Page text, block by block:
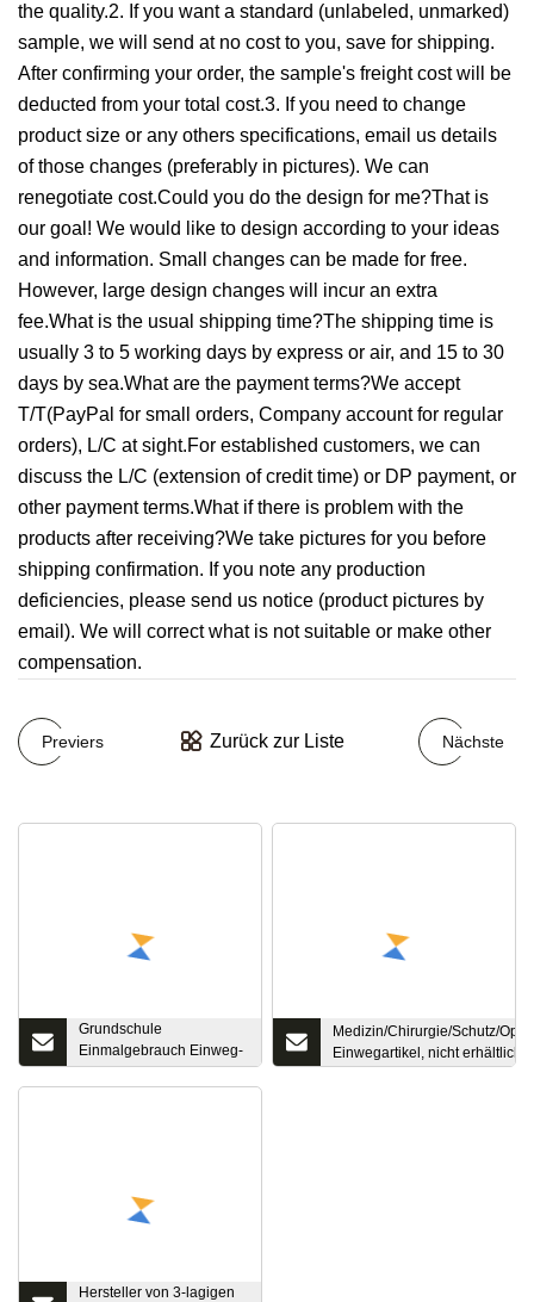
the quality.2. If you want a standard (unlabeled, unmarked)
sample, we will send at no cost to you, save for shipping.
After confirming your order, the sample's freight cost will be
deducted from your total cost.3. If you need to change
product size or any others specifications, email us details
of those changes (preferably in pictures). We can
renegotiate cost.Could you do the design for me?That is
our goal! We would like to design according to your ideas
and information. Small changes can be made for free.
However, large design changes will incur an extra
fee.What is the usual shipping time?The shipping time is
usually 3 to 5 working days by express or air, and 15 to 30
days by sea.What are the payment terms?We accept
T/T(PayPal for small orders, Company account for regular
orders), L/C at sight.For established customers, we can
discuss the L/C (extension of credit time) or DP payment, or
other payment terms.What if there is problem with the
products after receiving?We take pictures for you before
shipping confirmation. If you note any production
deficiencies, please send us notice (product pictures by
email). We will correct what is not suitable or make other
compensation.
Previers Zurück zur Liste Nächste
Grundschule
Einmalgebrauch Einweg-
PP-Vliesstreifen-Clip-
Medizin/Chirurgie/Schutz/
Einwegartikel, nicht erhältlich
Hersteller von 3-lagigen